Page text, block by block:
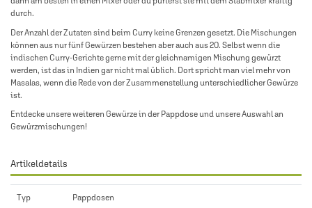
durch.
Der Anzahl der Zutaten sind beim Curry keine Grenzen gesetzt. Die Mischungen
können aus nur fünf Gewürzen bestehen aber auch aus 20. Selbst wenn die
indischen Curry-Gerichte gerne mit der gleichnamigen Mischung gewürzt
werden, ist das in Indien gar nicht mal üblich. Dort spricht man viel mehr von
Masalas, wenn die Rede von der Zusammenstellung unterschiedlicher Gewürze
ist.
Entdecke unsere weiteren Gewürze in der Pappdose und unsere Auswahl an
Gewürzmischungen!
Artikeldetails
Typ Pappdosen